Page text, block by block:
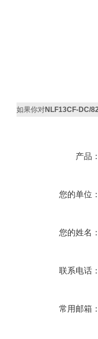
如果你对NLF13CF-DC/
产品
您的单位
您的姓名
联系电话
常用邮箱